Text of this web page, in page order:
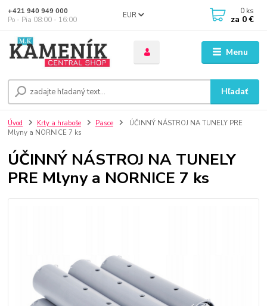
Menu
EUR
Hľadať
+421 940 949 000
Po - Pia 08:00 - 16:00
0 ks
za 0 €
Úvod Krty a hraboše Pasce
ÚČINNÝ NÁSTROJ NA TUNELY PRE
Mlyny a NORNICE 7 ks
ÚČINNÝ NÁSTROJ NA TUNELY
PRE Mlyny a NORNICE 7 ks